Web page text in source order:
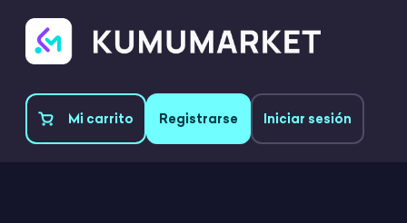
Mi carrito Registrarse Iniciar sesión